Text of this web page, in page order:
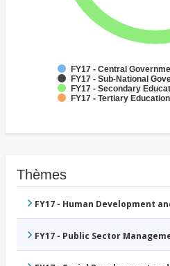
FY17 - Central
FY17 - Sub-National
FY17 - Secondary
FY17 - Tertiary Education
Thèmes
FY17 - Human Development
FY17 - Public Sector